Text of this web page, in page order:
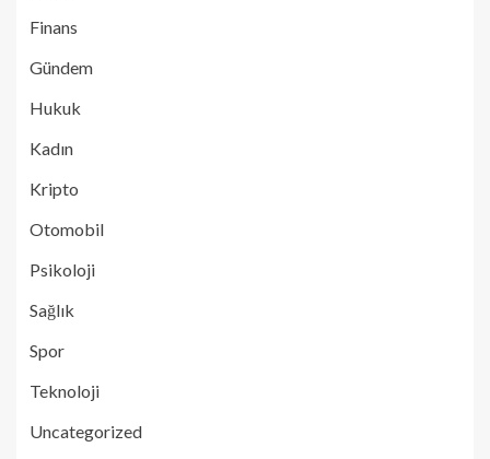
Finans
Gündem
Hukuk
Kadın
Kripto
Otomobil
Psikoloji
Sağlık
Spor
Teknoloji
Uncategorized